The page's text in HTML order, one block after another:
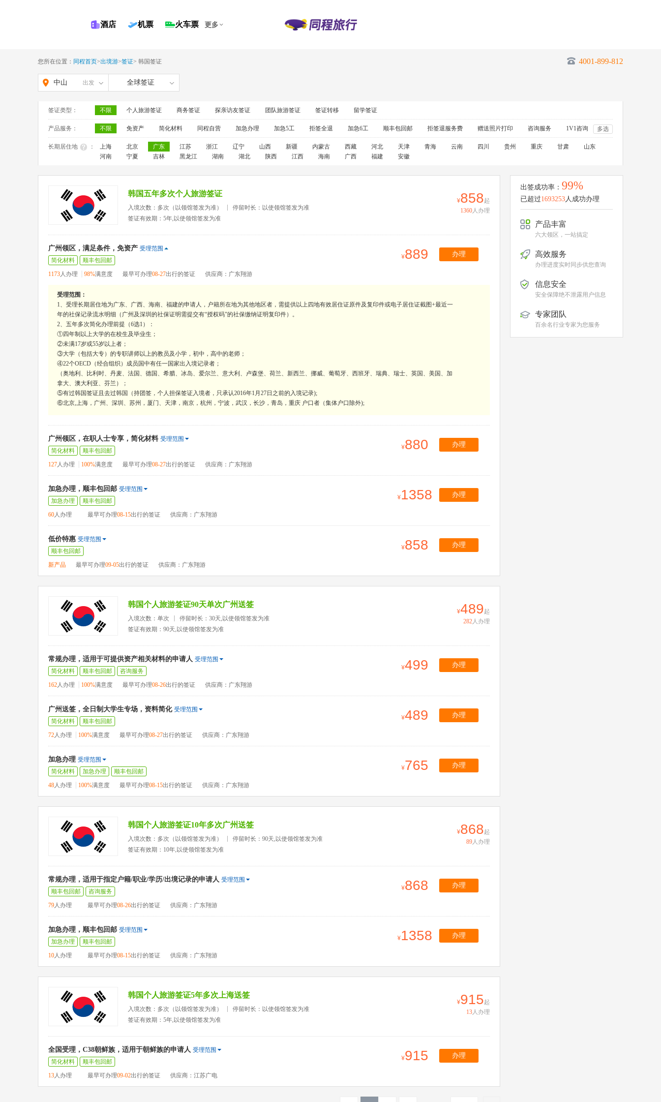
酒店 机票 火车票 更多
您所在位置： 同程首页>出境游>签证> 韩国签证 4001-899-812
中山 出发 全球签证
签证类型： 不限 个人旅游签证 商务签证 探亲访友签证 团队旅游签证 签证转移 留学签证
产品服务： 不限 免资产 简化材料 同程自营 加急办理 加急5工 拒签全退 加急6工 顺丰包回邮 拒签退服务费 赠送照片打印 咨询服务 1V1咨询 多选
长期居住地 ： 上海 北京 广东 江苏 浙江 辽宁 山西 新疆 内蒙古 西藏 河北 天津 青海 云南 四川 贵州 重庆 甘肃
山东
河南
宁夏 吉林 黑龙江 湖南 湖北 陕西 江西 海南 广西 福建 安徽
韩国五年多次个人旅游签证
入境次数：多次（以领馆签发为准）
停留时长：以使领馆签发为准
签证有效期：5年,以使领馆签发为准
858起
1360人办理
广州领区，满足条件，免资产 受理范围
简化材料
顺丰包回邮
1173人办理 98%满意度 最早可办理08-27出行的签证 供应商：广东翔游
889 办理
受理范围：
1、受理长期居住地为广东、广西、海南、福建的申请人，户籍所在地为其他地区者，需提供以上四地有效居住证原件及复印件或电子居住证截图+最近一
年的社保记录流水明细（广州及深圳的社保证明需提交有“授权码”的社保缴纳证明复印件）。
2、五年多次简化办理前提（6选1）：
①四年制以上大学的在校生及毕业生；
②未满17岁或55岁以上者；
③大学（包括大专）的专职讲师以上的教员及小学，初中，高中的老师；
④22个OECD（经合组织）成员国中有任一国家出入境记录者；
（奥地利、比利时、丹麦、法国、德国、希腊、冰岛、爱尔兰、意大利、卢森堡、荷兰、新西兰、挪威、葡萄牙、西班牙、瑞典、瑞士、英国、美国、加
拿大、澳大利亚、芬兰）；
⑤有过韩国签证且去过韩国（持团签，个人担保签证入境者，只承认2016年1月27日之前的入境记录);
⑥北京,上海，广州、深圳、苏州，厦门、天津，南京，杭州，宁波，武汉，长沙，青岛，重庆 户口者（集体户口除外);
广州领区，在职人士专享，简化材料 受理范围
简化材料
顺丰包回邮
127人办理 100%满意度 最早可办理08-27出行的签证 供应商：广东翔游
880 办理
加急办理，顺丰包回邮 受理范围
加急办理
顺丰包回邮
60人办理 最早可办理08-15出行的签证 供应商：广东翔游
1358 办理
低价特惠 受理范围
顺丰包回邮
新产品
最早可办理09-05出行的签证 供应商：广东翔游
858 办理
韩国个人旅游签证90天单次广州送签
入境次数：单次
停留时长：30天,以使领馆签发为准
签证有效期：90天,以使领馆签发为准
489起
282人办理
常规办理，适用于可提供资产相关材料的申请人 受理范围
简化材料
顺丰包回邮
咨询服务
162人办理 100%满意度 最早可办理08-26出行的签证 供应商：广东翔游
499 办理
广州送签，全日制大学生专场，资料简化 受理范围
简化材料
顺丰包回邮
72人办理 100%满意度 最早可办理08-27出行的签证 供应商：广东翔游
489 办理
加急办理 受理范围
简化材料
加急办理
顺丰包回邮
48人办理 100%满意度 最早可办理08-15出行的签证 供应商：广东翔游
765 办理
韩国个人旅游签证10年多次广州送签
入境次数：多次（以领馆签发为准）
停留时长：90天,以使领馆签发为准
签证有效期：10年,以使领馆签发为准
868起
89人办理
常规办理，适用于指定户籍/职业/学历/出境记录的申请人 受理范围
顺丰包回邮
咨询服务
79人办理 最早可办理08-26出行的签证 供应商：广东翔游
868 办理
加急办理，顺丰包回邮 受理范围
加急办理
顺丰包回邮
10人办理 最早可办理08-15出行的签证 供应商：广东翔游
1358 办理
韩国个人旅游签证5年多次上海送签
入境次数：多次（以领馆签发为准）
停留时长：以使领馆签发为准
签证有效期：5年,以使领馆签发为准
915起
13人办理
全国受理，C38朝鲜族，适用于朝鲜族的申请人 受理范围
简化材料
顺丰包回邮
13人办理 最早可办理09-02出行的签证 供应商：江苏广电
915 办理
出签成功率： 99%
已超过1693253人成功办理
产品丰富
六大领区，一站搞定
高效服务
办理进度实时同步供您查询
信息安全
安全保障绝不泄露用户信息
专家团队
百余名行业专家为您服务